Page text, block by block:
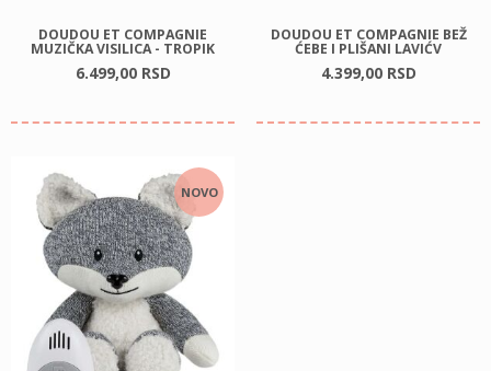
DOUDOU ET COMPAGNIE
MUZIČKA VISILICA - TROPIK
6.499,00 RSD
DOUDOU ET COMPAGNIE BEŽ
ĆEBE I PLIŠANI LAVIĆV
4.399,00 RSD
NOVO